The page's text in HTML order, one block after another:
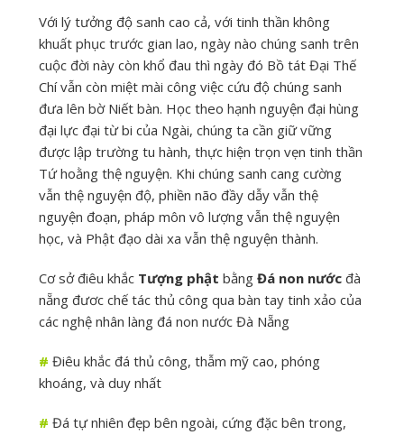
Với lý tưởng độ sanh cao cả, với tinh thần không
khuất phục trước gian lao, ngày nào chúng sanh trên
cuộc đời này còn khổ đau thì ngày đó Bồ tát Đại Thế
Chí vẫn còn miệt mài công việc cứu độ chúng sanh
đưa lên bờ Niết bàn. Học theo hạnh nguyện đại hùng
đại lực đại từ bi của Ngài, chúng ta cần giữ vững
được lập trường tu hành, thực hiện trọn vẹn tinh thần
Tứ hoằng thệ nguyện. Khi chúng sanh cang cường
vẫn thệ nguyện độ, phiền não đầy dẫy vẫn thệ
nguyện đoạn, pháp môn vô lượng vẫn thệ nguyện
học, và Phật đạo dài xa vẫn thệ nguyện thành.
Cơ sở điêu khắc Tượng phật bằng Đá non nước đà
nẵng đươc chế tác thủ công qua bàn tay tinh xảo của
các nghệ nhân làng đá non nước Đà Nẵng
# Điêu khắc đá thủ công, thẫm mỹ cao, phóng
khoáng, và duy nhất
# Đá tự nhiên đẹp bên ngoài, cứng đặc bên trong,